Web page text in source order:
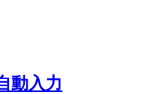
動入力